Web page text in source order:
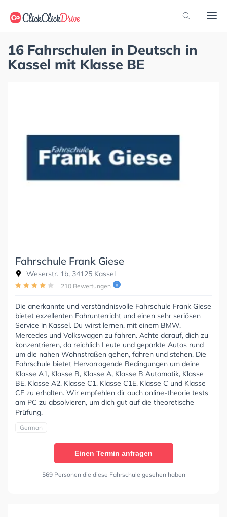
16 Fahrschulen in Deutsch in
Kassel mit Klasse BE
Fahrschule Frank Giese
Weserstr. 1b, 34125 Kassel
210 Bewertungen
Die anerkannte und verständnisvolle Fahrschule Frank Giese
bietet exzellenten Fahrunterricht und einen sehr seriösen
Service in Kassel. Du wirst lernen, mit einem BMW,
Mercedes und Volkswagen zu fahren. Achte darauf, dich zu
konzentrieren, da reichlich Leute und geparkte Autos rund
um die nahen Wohnstraßen gehen, fahren und stehen. Die
Fahrschule bietet Hervorragende Bedingungen um deine
Klasse A1, Klasse B, Klasse A, Klasse B Automatik, Klasse
BE, Klasse A2, Klasse C1, Klasse C1E, Klasse C und Klasse
CE zu erhalten. Wir empfehlen dir auch online-theorie tests
am PC zu absolvieren, um dich gut auf die theoretische
Prüfung.
German
Einen Termin anfragen
569 Personen die diese Fahrschule gesehen haben